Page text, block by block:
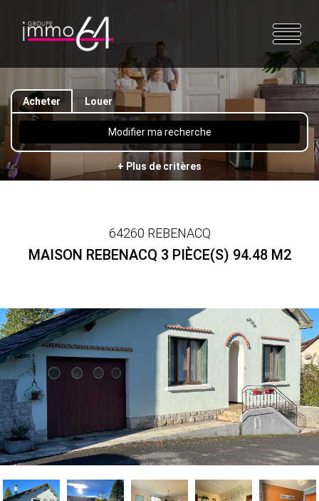
Acheter Louer
Modifier ma recherche
+ Plus de critères
64260 REBENACQ
MAISON REBENACQ 3 PIÈCE(S) 94.48 M2